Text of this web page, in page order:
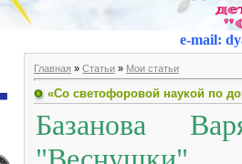
e-mail:
Главная » Статьи » Мои статьи
«Со светофоровой наукой по
Базанова